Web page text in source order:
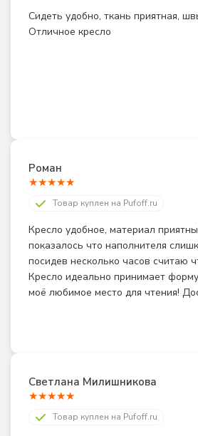
Сидеть удобно, ткань приятная,
Отличное кресло
Роман
★★★★★
Товар куплен на Pufoff.ru
Кресло удобное, материал
показалось что наполнителя
посидев несколько часов считаю
Кресло идеально принимает
моё любимое место для чтения!
Светлана Милишникова
★★★★★
Товар куплен на Pufoff.ru